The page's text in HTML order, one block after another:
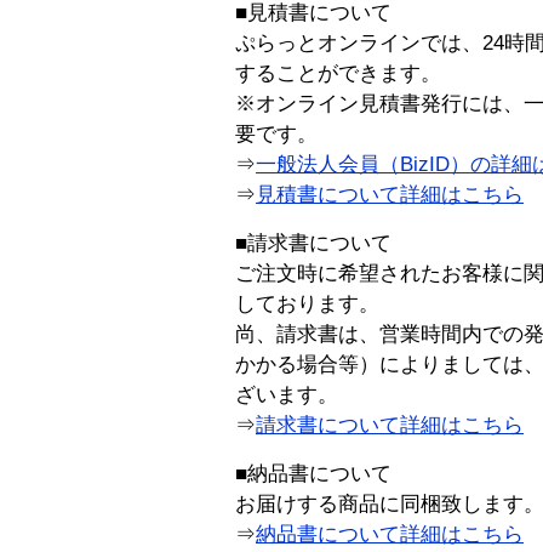
■見積書について
ぷらっとオンラインでは、24時
することができます。
※オンライン見積書発行には、
要です。
⇒一般法人会員（BizID）の詳細
⇒ 見積書について詳細はこちら
■請求書について
ご注文時に希望されたお客様に
しております。
尚、請求書は、営業時間内での
かかる場合等）によりましては
ざいます。
⇒請求書について詳細はこちら
■納品書について
お届けする商品に同梱致します。
⇒納品書について詳細はこちら